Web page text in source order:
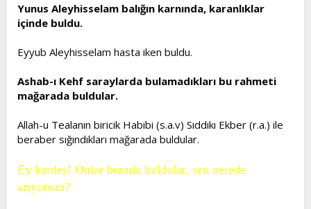
Yunus Aleyhisselam balığın karnında, karanlıklar
içinde buldu.
Eyyub Aleyhisselam hasta iken buldu.
Ashab-ı Kehf saraylarda bulamadıkları bu rahmeti
mağarada buldular.
Allah-u Tealanın biricik Habibi (s.a.v) Sıddıkı Ekber (r.a.) ile
beraber sığındıkları mağarada buldular.
Ey kardeş! Onlar burada buldular, sen nerede
arıyorsun?